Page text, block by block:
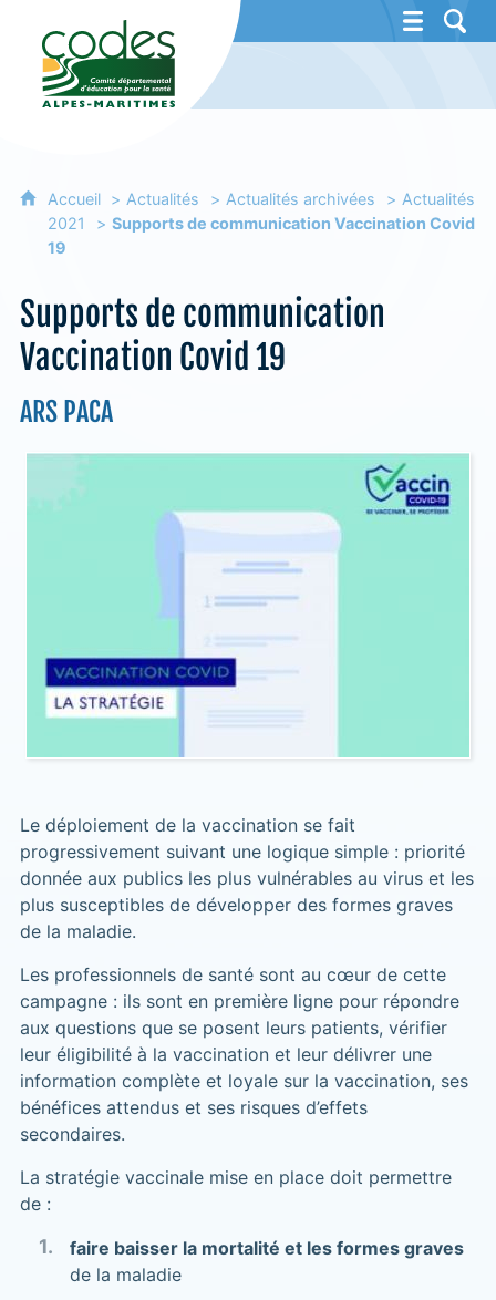
CoDES 06 - Comité départemental
Accueil Actualités Actualités archivées
Actualités
2021
Supports de communication Vaccination Covid
19
Supports de communication
Vaccination Covid 19
ARS PACA
Le déploiement de la vaccination se fait
progressivement suivant une logique simple : priorité
donnée aux publics les plus vulnérables au virus et les
plus susceptibles de développer des formes graves
de la maladie.
Les professionnels de santé sont au cœur de cette
campagne : ils sont en première ligne pour répondre
aux questions que se posent leurs patients, vérifier
leur éligibilité à la vaccination et leur délivrer une
information complète et loyale sur la vaccination, ses
bénéfices attendus et ses risques d’effets
secondaires.
La stratégie vaccinale mise en place doit permettre
de :
faire baisser la mortalité et les formes graves
de la maladie